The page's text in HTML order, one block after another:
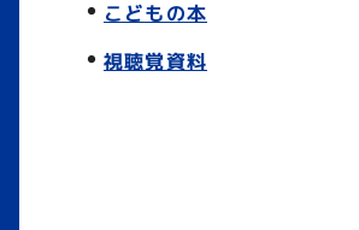
こどもの本
視聴覚資料